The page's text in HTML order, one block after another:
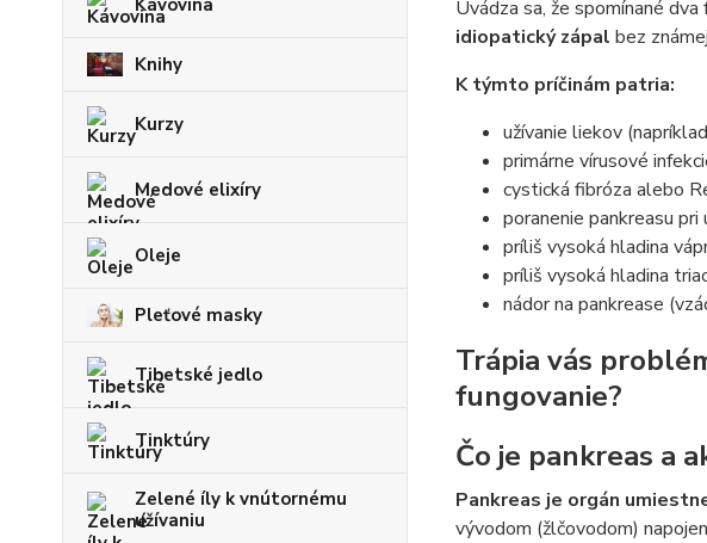
Knihy
Kurzy
Medové elixíry
Oleje
Pleťové masky
Tibetské jedlo
Tinktúry
Zelené íly k vnútornému
užívaniu
Uvádza sa, že spomínané
idiopatický zápal bez
K týmto príčinám patria:
užívanie liekov
primárne vírusové
cystická fibróza alebo
poranenie pankreasu pri
príliš vysoká hladina
príliš vysoká hladina
nádor na pankrease
Trápia vás
fungovanie?
Čo je pankreas a
Pankreas je orgán
vývodom (žlčovodom)